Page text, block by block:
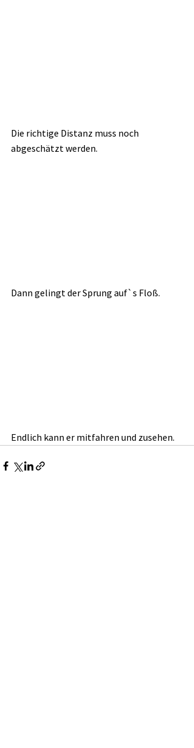
Die richtige Distanz muss noch
abgeschätzt werden.
Dann gelingt der Sprung auf`s Floß.
Endlich kann er mitfahren und zusehen.